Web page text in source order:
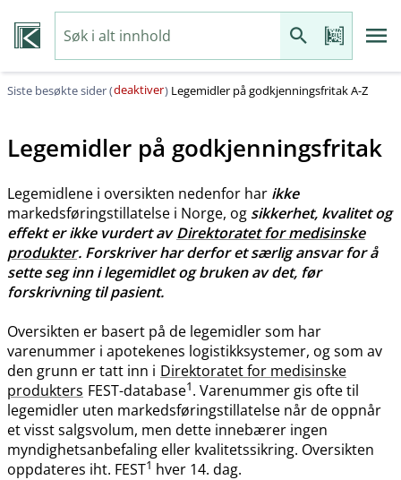
Siste besøkte sider (deaktiver) Legemidler på godkjenningsfritak A-Z
Legemidler på godkjenningsfritak
Legemidlene i oversikten nedenfor har ikke
markedsføringstillatelse i Norge, og sikkerhet, kvalitet og
effekt er ikke vurdert avDirektoratet for medisinske
produkter. Forskriver har derfor et særlig ansvar for å
sette seg inn i legemidlet og bruken av det, før
forskrivning til pasient.
Oversikten er basert på de legemidler som har
varenummer i apotekenes logistikksystemer, og som av
den grunn er tatt inn i Direktoratet for medisinske
produkters FEST-database1. Varenummer gis ofte til
legemidler uten markedsføringstillatelse når de oppnår
et visst salgsvolum, men dette innebærer ingen
myndighetsanbefaling eller kvalitetssikring. Oversikten
oppdateres iht. FEST1 hver 14. dag.